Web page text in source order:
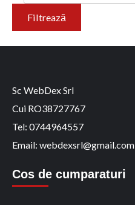
minim
Filtrează
Sc WebDex Srl
Cui RO38727767
Tel: 0744964557
Email: webdexsrl@gmail.com
Cos de cumparaturi